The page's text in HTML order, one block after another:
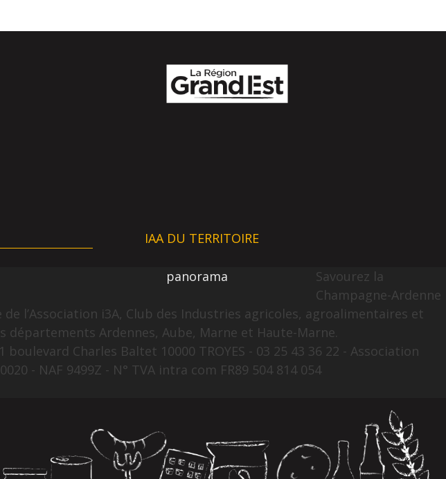
IAA DU TERRITOIRE
panorama
Savourez la
Champagne-Ardenne
l’Association i3A, Club des Industries agricoles, agroalimentaires et
départements Ardennes, Aube, Marne et Haute-Marne.
boulevard Charles Baltet 10000 TROYES - 03 25 43 36 22 - Association
- NAF 9499Z - N° TVA intra com FR89 504 814 054